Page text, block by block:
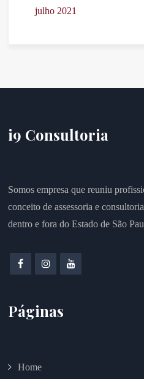
julho 2021
i9 Consultoria
Somos empresa que reuniu
conceito de assessoria e
dentro e fora do Estado de São
Páginas
Home